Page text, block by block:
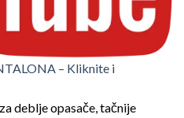
– Kliknite i
deblje opasače, tačnije